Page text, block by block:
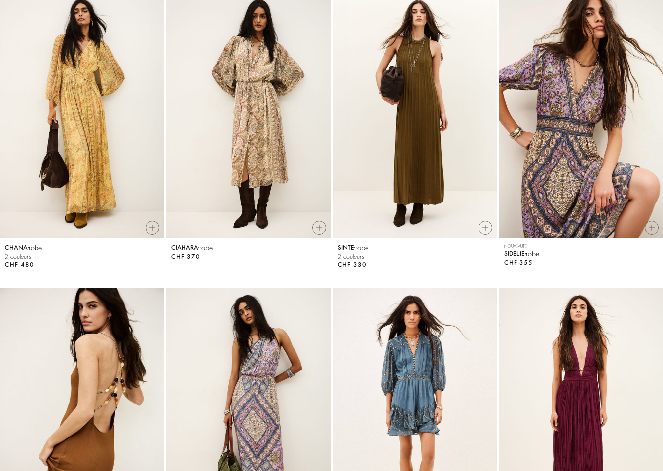
CHANA robe
2 couleurs
CHF 480
CIAHARA robe
CHF 370
SINTE robe
2 couleurs
CHF 330
NOUVEAUTÉ
SIDELIE robe
CHF 355